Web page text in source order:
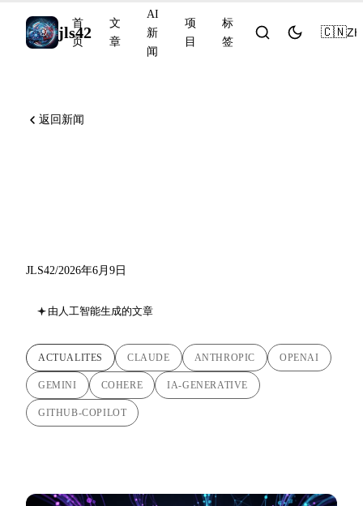
jls42
首
页
文
章
AI
新
闻
项
目
标
签
🇨🇳ZH
返回新闻
JLS42/2026年6月9日
由人工智能生成的文章
ACTUALITES CLAUDE ANTHROPIC OPENAI
GEMINI COHERE IA-GENERATIVE
GITHUB-COPILOT